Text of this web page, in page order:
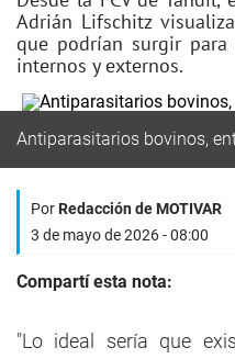
Adrián Lifschitz
que podrían surgir
internos y externos.
Antiparasitarios bovinos,
PorRedacción de MOTIVAR
3 de mayo de 2026 - 08:00
Compartí esta nota:
"Lo ideal sería que